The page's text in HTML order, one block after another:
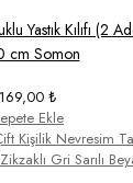
Yastık Kılıfı (2
cm Somon
169,00 ₺
Ekle